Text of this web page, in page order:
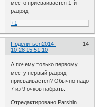
место присваивается 1-й
разряд
+1
Поделиться 14
2014-
10-28 15:51:10
А почему только первому
месту первый разряд
присваивается? Обычно надо
7 из 9 очков набрать.
Отредактировано Parshin